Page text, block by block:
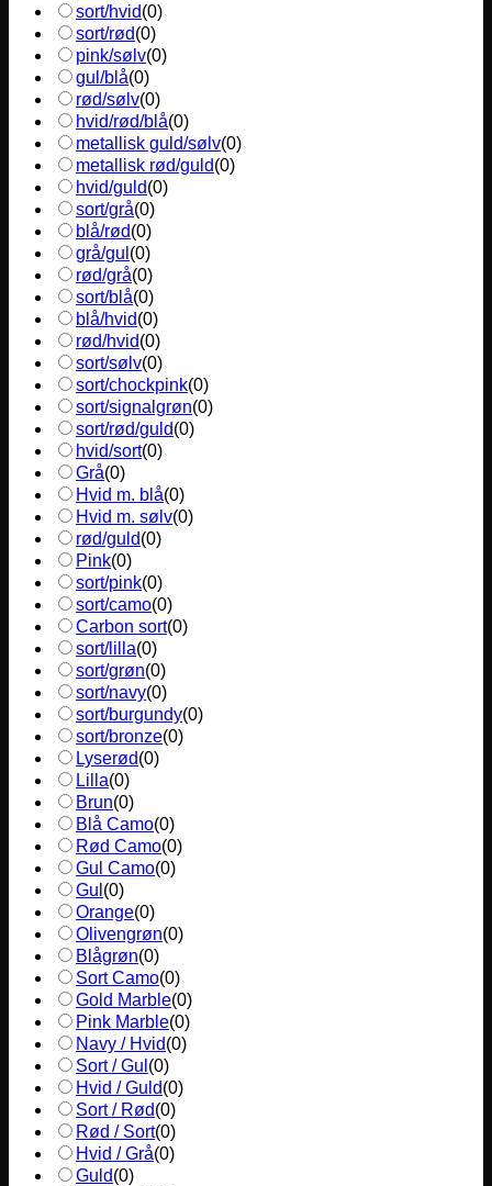
sort/hvid(0)
sort/rød(0)
pink/sølv(0)
gul/blå(0)
rød/sølv(0)
hvid/rød/blå(0)
metallisk guld/sølv(0)
metallisk rød/guld(0)
hvid/guld(0)
sort/grå(0)
blå/rød(0)
grå/gul (0)
rød/grå(0)
sort/blå(0)
blå/hvid(0)
rød/hvid(0)
sort/sølv(0)
sort/chockpink(0)
sort/signalgrøn(0)
sort/rød/guld(0)
hvid/sort(0)
Grå(0)
Hvid m. blå(0)
Hvid m. sølv(0)
rød/guld(0)
Pink(0)
sort/pink(0)
sort/camo(0)
Carbon sort(0)
sort/lilla(0)
sort/grøn(0)
sort/navy(0)
sort/burgundy(0)
sort/bronze(0)
Lyserød(0)
Lilla(0)
Brun(0)
Blå Camo(0)
Rød Camo(0)
Gul Camo(0)
Gul (0)
Orange(0)
Olivengrøn(0)
Blågrøn(0)
Sort Camo(0)
Gold Marble(0)
Pink Marble(0)
Navy / Hvid(0)
Sort / Gul (0)
Hvid / Guld(0)
Sort / Rød(0)
Rød / Sort(0)
Hvid / Grå(0)
Guld(0)